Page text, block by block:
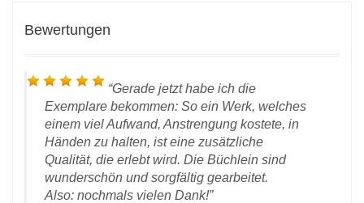
Bewertungen
Gerade jetzt habe ich die
Exemplare bekommen: So ein Werk, welches
einem viel Aufwand, Anstrengung kostete, in
Händen zu halten, ist eine zusätzliche
Qualität, die erlebt wird. Die Büchlein sind
wunderschön und sorgfältig gearbeitet.
Also: nochmals vielen Dank!